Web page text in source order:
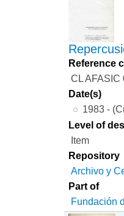
Reference
CL AFASIC
Date(s)
1983 -
Level of
Item
Repository
Archivo y
Part of
Fundación